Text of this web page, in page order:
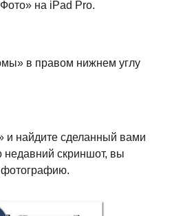
на iPad Pro.
в правом нижнем углу
найдите сделанный вами
недавний скриншот, вы
фотографию.